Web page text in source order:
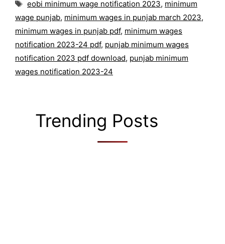
eobi minimum wage notification 2023, minimum
wage punjab, minimum wages in punjab march 2023,
minimum wages in punjab pdf, minimum wages
notification 2023-24 pdf, punjab minimum wages
notification 2023 pdf download, punjab minimum
wages notification 2023-24
Trending Posts